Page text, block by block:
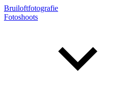
Bruiloftfotografie
Fotoshoots